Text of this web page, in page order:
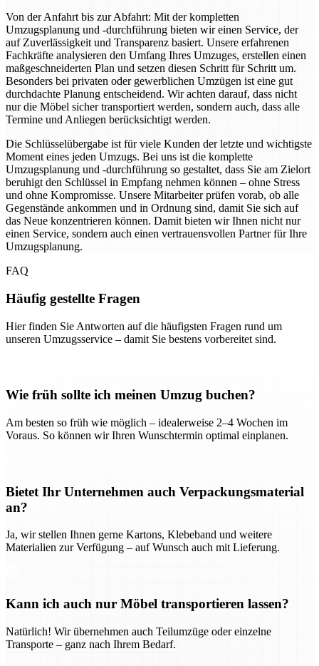
Von der Anfahrt bis zur Abfahrt: Mit der kompletten
Umzugsplanung und -durchführung bieten wir einen Service, der
auf Zuverlässigkeit und Transparenz basiert. Unsere erfahrenen
Fachkräfte analysieren den Umfang Ihres Umzuges, erstellen einen
maßgeschneiderten Plan und setzen diesen Schritt für Schritt um.
Besonders bei privaten oder gewerblichen Umzügen ist eine gut
durchdachte Planung entscheidend. Wir achten darauf, dass nicht
nur die Möbel sicher transportiert werden, sondern auch, dass alle
Termine und Anliegen berücksichtigt werden.
Die Schlüsselübergabe ist für viele Kunden der letzte und wichtigste
Moment eines jeden Umzugs. Bei uns ist die komplette
Umzugsplanung und -durchführung so gestaltet, dass Sie am Zielort
beruhigt den Schlüssel in Empfang nehmen können – ohne Stress
und ohne Kompromisse. Unsere Mitarbeiter prüfen vorab, ob alle
Gegenstände ankommen und in Ordnung sind, damit Sie sich auf
das Neue konzentrieren können. Damit bieten wir Ihnen nicht nur
einen Service, sondern auch einen vertrauensvollen Partner für Ihre
Umzugsplanung.
FAQ
Häufig gestellte Fragen
Hier finden Sie Antworten auf die häufigsten Fragen rund um
unseren Umzugsservice – damit Sie bestens vorbereitet sind.
Wie früh sollte ich meinen Umzug buchen?
Am besten so früh wie möglich – idealerweise 2–4 Wochen im
Voraus. So können wir Ihren Wunschtermin optimal einplanen.
Bietet Ihr Unternehmen auch Verpackungsmaterial
an?
Ja, wir stellen Ihnen gerne Kartons, Klebeband und weitere
Materialien zur Verfügung – auf Wunsch auch mit Lieferung.
Kann ich auch nur Möbel transportieren lassen?
Natürlich! Wir übernehmen auch Teilumzüge oder einzelne
Transporte – ganz nach Ihrem Bedarf.